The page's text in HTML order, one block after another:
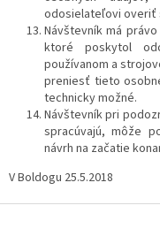
odosielateľovi overiť
Návštevník má
ktoré poskytol
používanom a
preniesť tieto
technicky možné.
Návštevník pri
spracúvajú, môže
návrh na začatie
V Boldogu 25.5.2018